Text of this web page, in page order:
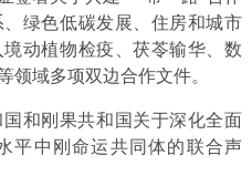
绿色低碳发展、住房和城市
动植物检疫、茯苓输华、数
领域多项双边合作文件。
和刚果共和国关于深化全面
平中刚命运共同体的联合声